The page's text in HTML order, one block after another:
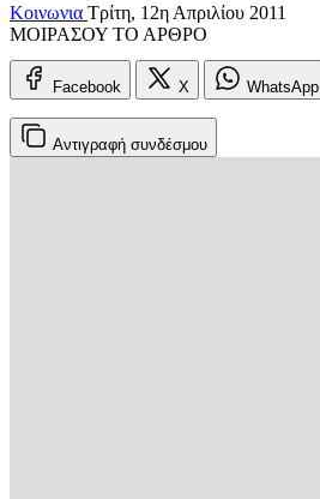
Κοινωνια Τρίτη, 12η Απριλίου 2011
ΜΟΙΡΑΣΟΥ ΤΟ ΑΡΘΡΟ
Facebook X
WhatsApp
Αντιγραφή συνδέσμου